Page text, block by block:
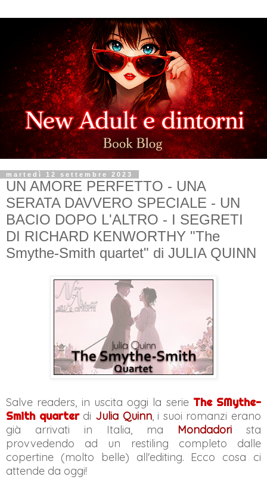
martedì 12 settembre 2023
UN AMORE PERFETTO - UNA
SERATA DAVVERO SPECIALE - UN
BACIO DOPO L'ALTRO - I SEGRETI
DI RICHARD KENWORTHY "The
Smythe-Smith quartet" di JULIA QUINN
Salve readers, in uscita oggi la serie The SMythe-
Smith quarterdi Julia Quinn, i suoi romanzi erano
già arrivati in Italia, ma Mondadori sta
provvedendo ad un restiling completo dalle
copertine (molto belle) all'editing. Ecco cosa ci
attende da oggi!